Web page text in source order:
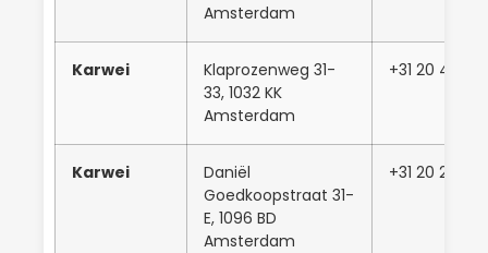
Amsterdam
Karwei
Klaprozenweg 31-
33, 1032 KK
Amsterdam
+31 20
Karwei
Daniël
Goedkoopstraat 31-
E, 1096 BD
Amsterdam
+31 20